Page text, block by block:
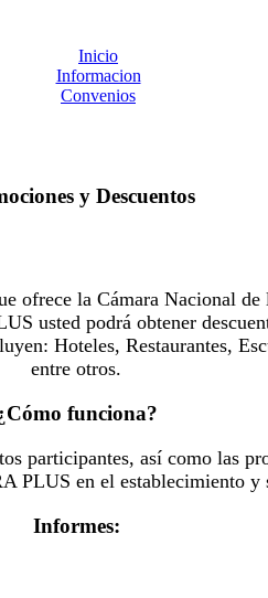
Inicio
Informacion
Convenios
y Descuentos
la Cámara Nacional
usted podrá obtener
Hoteles, Restaurantes,
entre otros.
funciona?
participantes, así como las
PLUS en el establecimiento
Informes: